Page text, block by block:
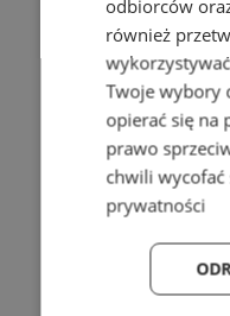
odbiorców
również
Twoje wybory
opierać się na
prawo
chwili wycofać
prywatności